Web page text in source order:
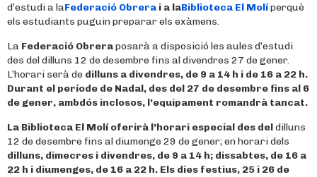
d’estudi a laFederació Obrera i a laBiblioteca El Molíperquè
els estudiants puguin preparar els exàmens.
La Federació Obreraposarà a disposició les aules d’estudi
des del dilluns 12 de desembre fins al divendres 27 de gener.
L’horari serà de dilluns a divendres, de 9 a 14 h i de 16 a 22 h.
Durant el període de Nadal, des del 27 de desembre fins al 6
de gener, ambdós inclosos, l’equipament romandrà tancat.
La Biblioteca El Molíoferirà l’horari especial des deldilluns
12 de desembre fins al diumenge 29 de gener; en horari dels
dilluns, dimecres i divendres, de 9 a 14 h; dissabtes, de 16 a
22 h i diumenges, de 16 a 22 h. Els dies festius, 25 i 26 de